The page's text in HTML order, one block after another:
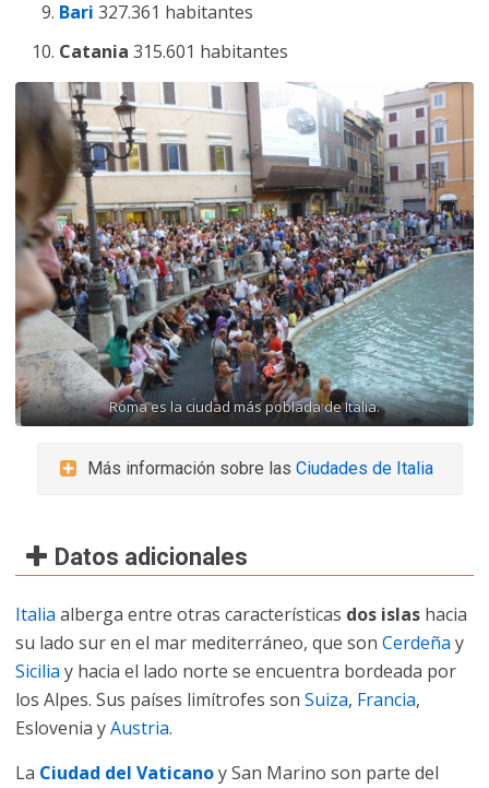
Bari 327.361 habitantes
Catania 315.601 habitantes
Roma es la ciudad más poblada de Italia.
Más información sobre las Ciudades de Italia
Datos adicionales
Italia alberga entre otras características dos islas hacia
su lado sur en el mar mediterráneo, que son Cerdeña y
Sicilia y hacia el lado norte se encuentra bordeada por
los Alpes. Sus países limítrofes son Suiza, Francia,
Eslovenia yAustria.
La Ciudad del Vaticanoy San Marino son parte del